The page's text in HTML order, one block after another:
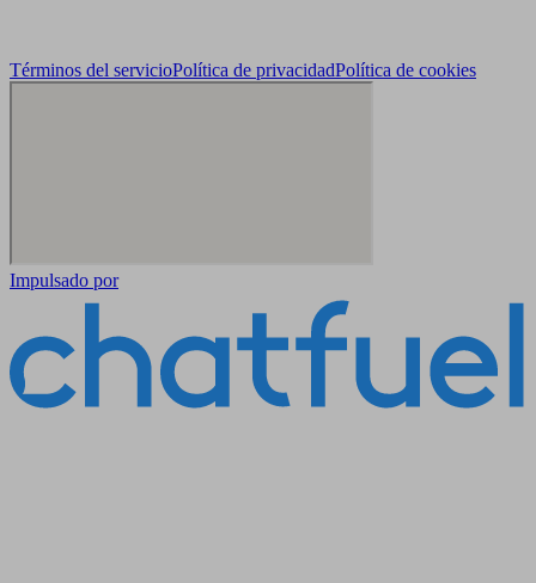
Términos del servicioPolítica de privacidadPolítica de cookies
Impulsado por